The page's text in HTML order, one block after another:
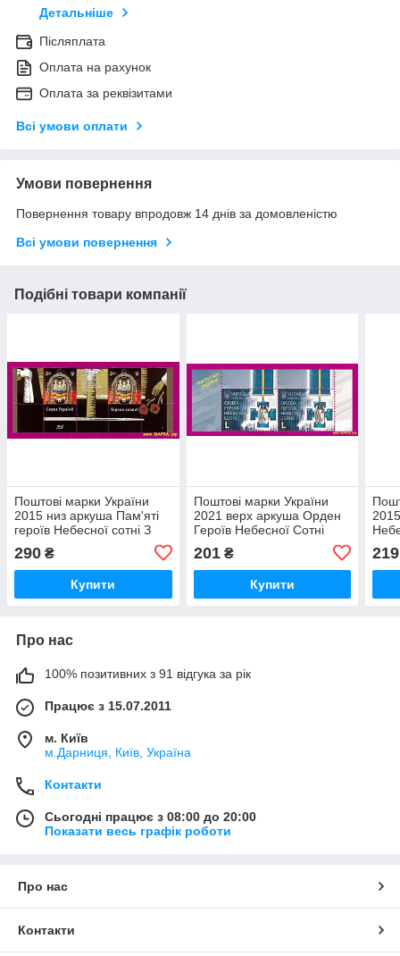
Детальніше
Післяплата
Оплата на рахунок
Оплата за реквізитами
Всі умови оплати
Умови повернення
Повернення товару впродовж 14 днів за домовленістю
Всі умови повернення
Подібні товари компанії
Поштові марки України
2015 низ аркуша Пам'яті
героїв Небесної сотні З
290 ₴
Купити
Поштові марки України
2021 верх аркуша Орден
Героїв Небесної Сотні
201₴
Купити
219
Про нас
100% позитивних з 91 відгука за рік
Працює з 15.07.2011
м. Київ
м.Дарниця, Київ, Україна
Контакти
Сьогодні працює з 08:00 до 20:00
Показати весь графік роботи
Про нас
Контакти